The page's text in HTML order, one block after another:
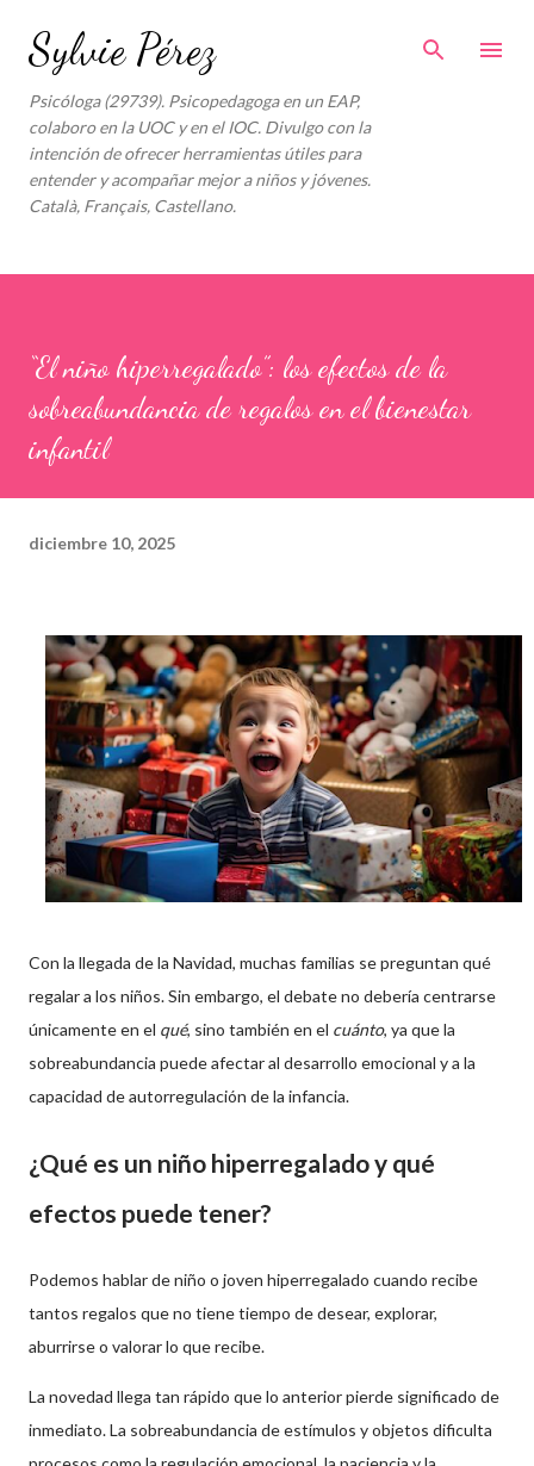
Sylvie Pérez
Psicóloga (29739). Psicopedagoga en un EAP,
colaboro en la UOC y en el IOC. Divulgo con la
intención de ofrecer herramientas útiles para
entender y acompañar mejor a niños y jóvenes.
Català, Français, Castellano.
“El niño hiperregalado”: los efectos de la
sobreabundancia de regalos en el bienestar
infantil
diciembre 10, 2025
Con la llegada de la Navidad, muchas familias se preguntan qué
regalar a los niños. Sin embargo, el debate no debería centrarse
únicamente en el qué, sino también en el cuánto, ya que la
sobreabundancia puede afectar al desarrollo emocional y a la
capacidad de autorregulación de la infancia.
¿Qué es un niño hiperregalado y qué
efectos puede tener?
Podemos hablar de niño o joven hiperregalado cuando recibe
tantos regalos que no tiene tiempo de desear, explorar,
aburrirse o valorar lo que recibe.
La novedad llega tan rápido que lo anterior pierde significado de
inmediato. La sobreabundancia de estímulos y objetos dificulta